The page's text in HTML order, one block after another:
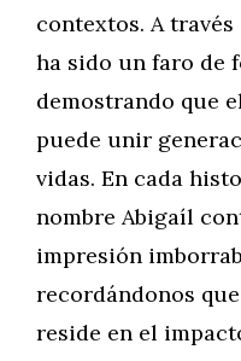
contextos. A
ha sido un faro de
demostrando que
puede unir
vidas. En cada
nombre Abigaíl
impresión
recordándonos
reside en el